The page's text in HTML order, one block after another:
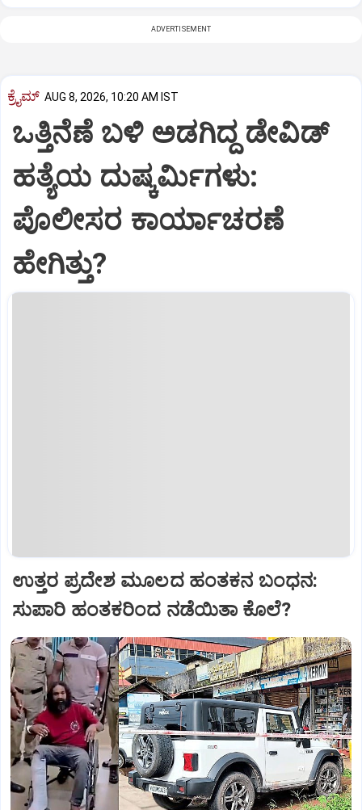
ADVERTISEMENT
ಕ್ರೈಮ್ AUG 8, 2026, 10:20 AM IST
ಒತ್ತಿನೆಣೆ ಬಳಿ ಅಡಗಿದ್ದ ಡೇವಿಡ್‌
ಹತ್ಯೆಯ ದುಷ್ಕರ್ಮಿಗಳು:
ಪೊಲೀಸರ ಕಾರ್ಯಾಚರಣೆ
ಹೇಗಿತ್ತು?
ಉತ್ತರ ಪ್ರದೇಶ ಮೂಲದ ಹಂತಕನ ಬಂಧನ:
ಸುಪಾರಿ ಹಂತಕರಿಂದ ನಡೆಯಿತಾ ಕೊಲೆ?